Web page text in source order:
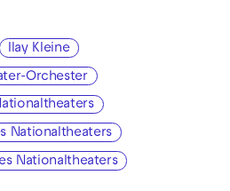
Ilay Kleine
Orchester
Nationaltheaters
Nationaltheaters